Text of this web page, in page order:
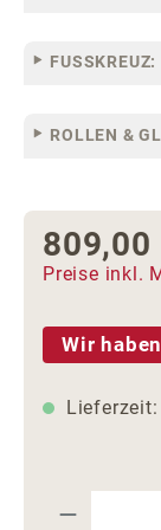
FUSSKREUZ:
ROLLEN &
Regulärer
809,00
Preise inkl.
Wir